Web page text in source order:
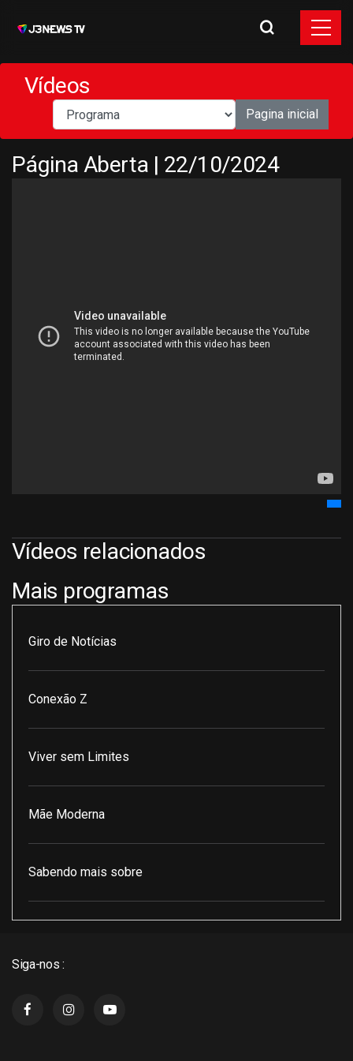
Vídeos
Pagina inicial
Página Aberta | 22/10/2024
Vídeos relacionados
Mais programas
Giro de Notícias
Conexão Z
Viver sem Limites
Mãe Moderna
Sabendo mais sobre
Siga-nos :